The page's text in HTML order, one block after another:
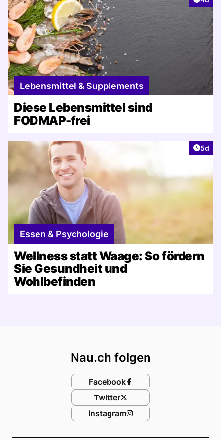
Lebensmittel & Supplements
Diese Lebensmittel sind
FODMAP-frei
5d
Essen & Psychologie
Wellness statt Waage: So fördern
Sie Gesundheit und
Wohlbefinden
Nau.ch folgen
Facebook
Twitter
Instagram